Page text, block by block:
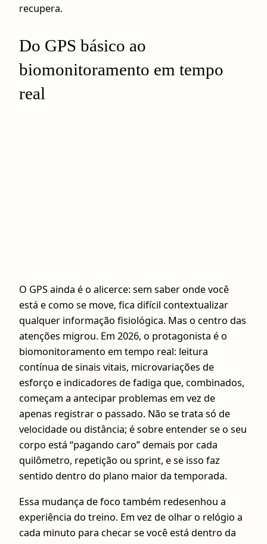
recupera.
Do GPS básico ao
biomonitoramento em tempo
real
O GPS ainda é o alicerce: sem saber onde você
está e como se move, fica difícil contextualizar
qualquer informação fisiológica. Mas o centro das
atenções migrou. Em 2026, o protagonista é o
biomonitoramento em tempo real: leitura
contínua de sinais vitais, microvariações de
esforço e indicadores de fadiga que, combinados,
começam a antecipar problemas em vez de
apenas registrar o passado. Não se trata só de
velocidade ou distância; é sobre entender se o seu
corpo está “pagando caro” demais por cada
quilômetro, repetição ou sprint, e se isso faz
sentido dentro do plano maior da temporada.
Essa mudança de foco também redesenhou a
experiência do treino. Em vez de olhar o relógio a
cada minuto para checar se você está dentro da